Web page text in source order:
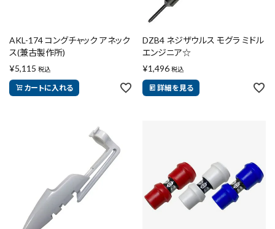
AKL-174 コングチャック アネック
ス(兼古製作所)
¥5,115 税込
カートに入れる
DZB4 ネジザウルス モグラ ミドル
エンジニア☆
¥1,496 税込
詳細を見る